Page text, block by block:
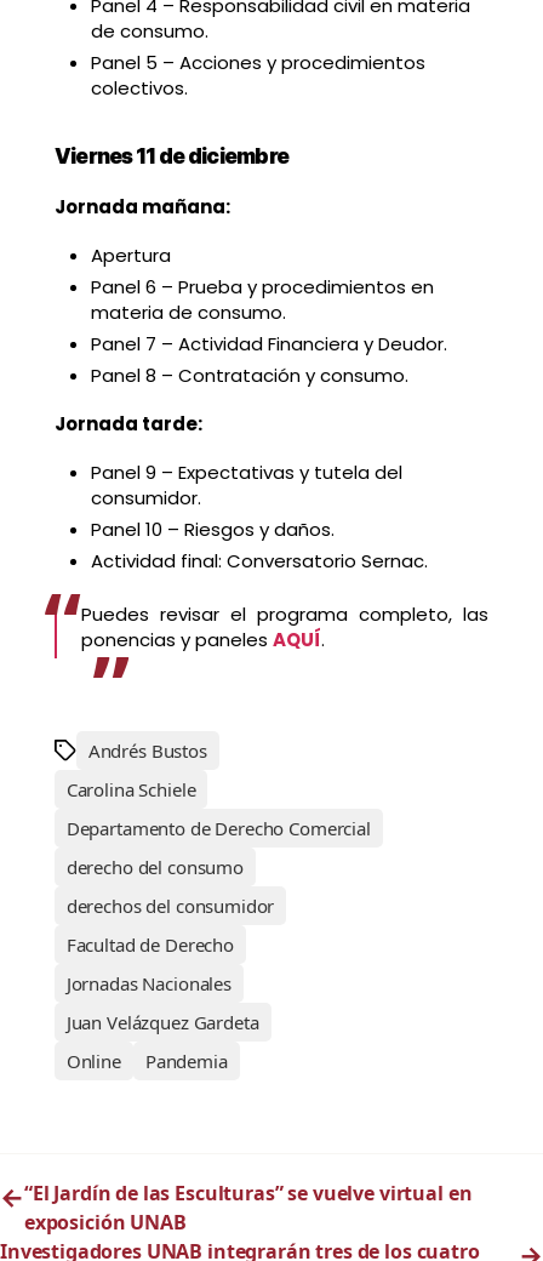
Panel 4 – Responsabilidad civil en materia
de consumo.
Panel 5 – Acciones y procedimientos
colectivos.
Viernes 11 de diciembre
Jornada mañana:
Apertura
Panel 6 – Prueba y procedimientos en
materia de consumo.
Panel 7 – Actividad Financiera y Deudor.
Panel 8 – Contratación y consumo.
Jornada tarde:
Panel 9 – Expectativas y tutela del
consumidor.
Panel 10 – Riesgos y daños.
Actividad final: Conversatorio Sernac.
Puedes revisar el programa completo, las
ponencias y paneles AQUÍ.
Andrés Bustos
Carolina Schiele
Departamento de Derecho Comercial
derecho del consumo
derechos del consumidor
Facultad de Derecho
Jornadas Nacionales
Juan Velázquez Gardeta
Online
Pandemia
←“El Jardín de las Esculturas” se vuelve virtual en
exposición UNAB
Investigadores UNAB integrarán tres de los cuatro